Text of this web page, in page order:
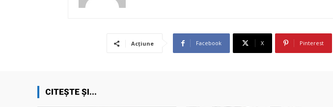
Acțiune Facebook X Pinterest
CITEȘTE ȘI...